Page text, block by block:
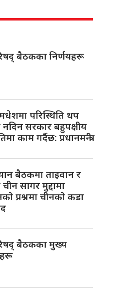
बैठकका निर्णयहरू
परिस्थिति थप
नदिन सरकार बहुपक्षीय
काम गर्दैछ: प्रधानमन्त्री
बैठकमा ताइवान र
सागर मुद्दामा
प्रश्नमा चीनको कडा
बैठकका मुख्य